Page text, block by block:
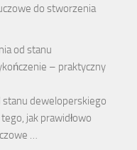
do stworzenia
od stanu
– praktyczny
stanu deweloperskiego
jak prawidłowo
…